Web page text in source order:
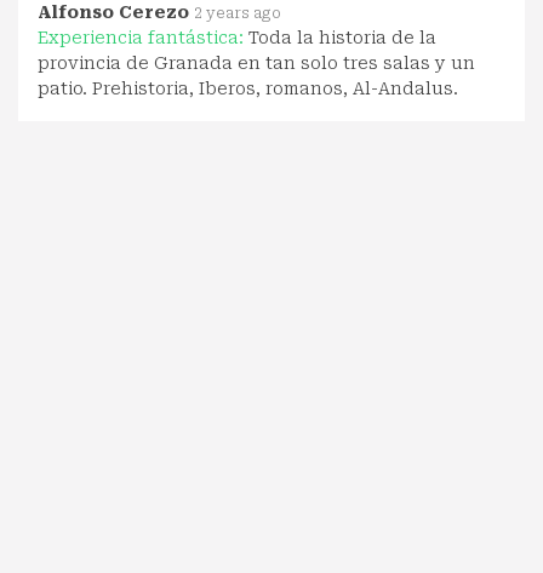
Alfonso Cerezo 2 years ago
Experiencia fantástica: Toda la historia de la
provincia de Granada en tan solo tres salas y un
patio. Prehistoria, Iberos, romanos, Al-Andalus.